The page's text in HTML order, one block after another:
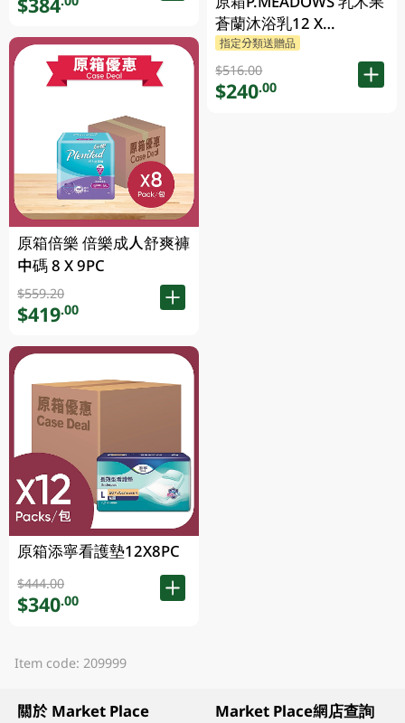
原箱倍樂 倍樂成人舒爽褲
中碼 8 X 9PC
$559.20
$419.00
原箱添寧看護墊12X8PC
$444.00
$340.00
蒼蘭沐浴乳12 X
23P.MEADOWS GM
指定分類送贈品
$516.00
$240.00
Item code: 209999
關於 Market Place Market Place網店查詢